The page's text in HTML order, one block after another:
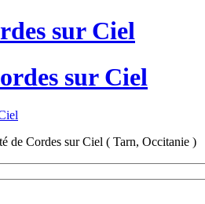
sur Ciel
de Cordes sur Ciel ( Tarn, Occitanie )